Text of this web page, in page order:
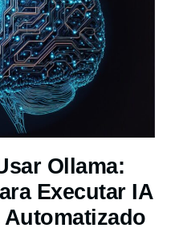
Ollama:
Executar IA